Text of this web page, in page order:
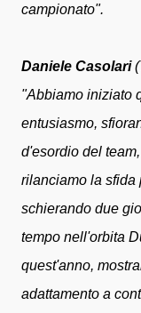
campionato".
Daniele Casolari
"Abbiamo iniziato
entusiasmo,
d'esordio del
rilanciamo la sfida
schierando due
tempo nell'orbita
quest'anno,
adattamento a